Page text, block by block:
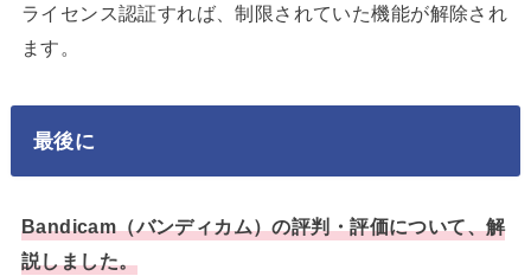
ライセンス認証すれば、制限されていた機能が解除され
ます。
最後に
Bandicam（バンディカム）の評判・評価について、解
説しました。